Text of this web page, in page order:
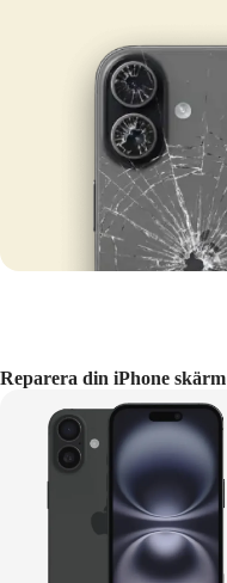
Reparera din iPhone skärm